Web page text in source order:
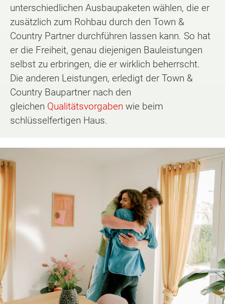
unterschiedlichen Ausbaupaketen wählen, die er
zusätzlich zum Rohbau durch den Town &
Country Partner durchführen lassen kann. So hat
er die Freiheit, genau diejenigen Bauleistungen
selbst zu erbringen, die er wirklich beherrscht.
Die anderen Leistungen, erledigt der Town &
Country Baupartner nach den
gleichen Qualitätsvorgaben wie beim
schlüsselfertigen Haus.